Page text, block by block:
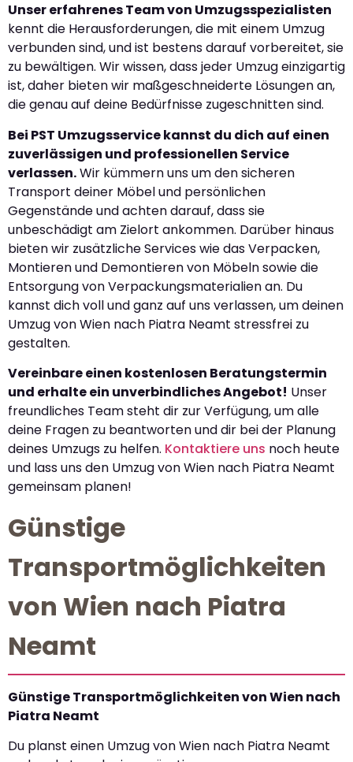
Unser erfahrenes Team von Umzugsspezialisten
kennt die Herausforderungen, die mit einem Umzug
verbunden sind, und ist bestens darauf vorbereitet, sie
zu bewältigen. Wir wissen, dass jeder Umzug einzigartig
ist, daher bieten wir maßgeschneiderte Lösungen an,
die genau auf deine Bedürfnisse zugeschnitten sind.
Bei PST Umzugsservice kannst du dich auf einen
zuverlässigen und professionellen Service
verlassen.Wir kümmern uns um den sicheren
Transport deiner Möbel und persönlichen
Gegenstände und achten darauf, dass sie
unbeschädigt am Zielort ankommen. Darüber hinaus
bieten wir zusätzliche Services wie das Verpacken,
Montieren und Demontieren von Möbeln sowie die
Entsorgung von Verpackungsmaterialien an. Du
kannst dich voll und ganz auf uns verlassen, um deinen
Umzug von Wien nach Piatra Neamt stressfrei zu
gestalten.
Vereinbare einen kostenlosen Beratungstermin
und erhalte ein unverbindliches Angebot! Unser
freundliches Team steht dir zur Verfügung, um alle
deine Fragen zu beantworten und dir bei der Planung
deines Umzugs zu helfen. Kontaktiere uns noch heute
und lass uns den Umzug von Wien nach Piatra Neamt
gemeinsam planen!
Günstige
Transportmöglichkeiten
von Wien nach Piatra
Neamt
Günstige Transportmöglichkeiten von Wien nach
Piatra Neamt
Du planst einen Umzug von Wien nach Piatra Neamt